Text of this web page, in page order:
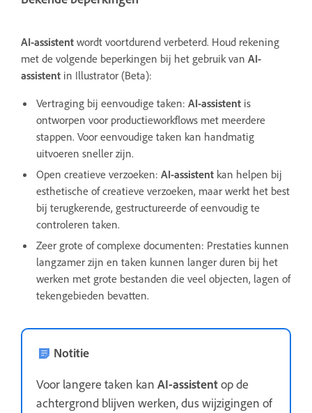
AI-assistent wordt voortdurend verbeterd. Houd rekening
met de volgende beperkingen bij het gebruik van AI-
assistent in Illustrator (Beta):
Vertraging bij eenvoudige taken: AI-assistent is
ontworpen voor productieworkflows met meerdere
stappen. Voor eenvoudige taken kan handmatig
uitvoeren sneller zijn.
Open creatieve verzoeken: AI-assistent kan helpen bij
esthetische of creatieve verzoeken, maar werkt het best
bij terugkerende, gestructureerde of eenvoudig te
controleren taken.
Zeer grote of complexe documenten: Prestaties kunnen
langzamer zijn en taken kunnen langer duren bij het
werken met grote bestanden die veel objecten, lagen of
tekengebieden bevatten.
Notitie
Voor langere taken kan AI-assistentop de
achtergrond blijven werken, dus wijzigingen of